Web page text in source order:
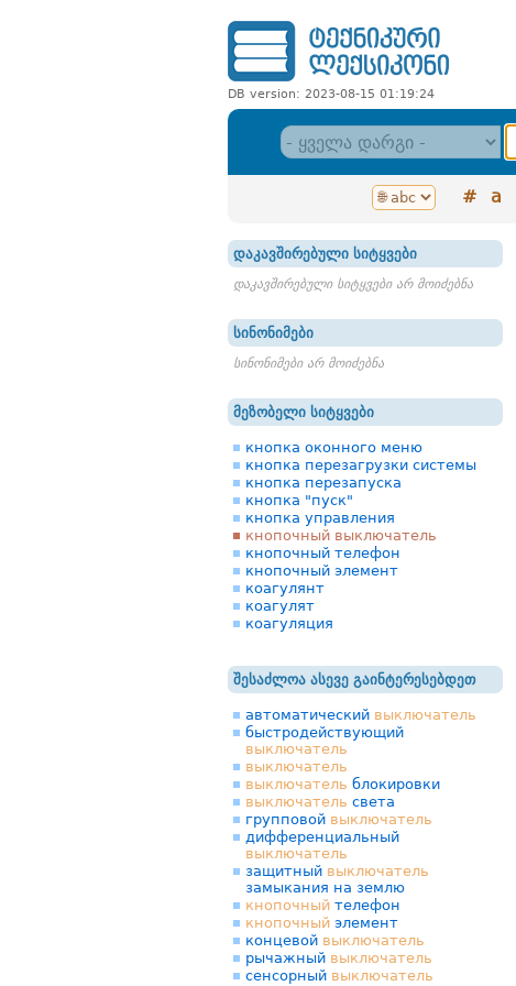
DB version: 2023-08-15 01:19:24
# a
დაკავშირებული სიტყვები
დაკავშირებული სიტყვები არ მოიძებნა
სინონიმები
სინონიმები არ მოიძებნა
მეზობელი სიტყვები
кнопка оконного меню
кнопка перезагрузки системы
кнопка перезапуска
кнопка "пуск"
кнопка управления
кнопочный выключатель
кнопочный телефон
кнопочный элемент
коагулянт
коагулят
коагуляция
შესაძლოა ასევე გაინტერესებდეთ
автоматический выключатель
быстродействующий
выключатель
выключатель
выключатель блокировки
выключатель света
групповой выключатель
дифференциальный
выключатель
защитный выключатель
замыкания на землю
кнопочный телефон
кнопочный элемент
концевой выключатель
рычажный выключатель
сенсорный выключатель